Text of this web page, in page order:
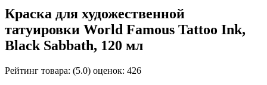
Краска для художественной
татуировки World Famous Tattoo Ink,
Black Sabbath, 120 мл
Рейтинг товара: (5.0) оценок: 426